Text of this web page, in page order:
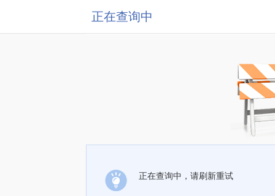
正在查询中
正在查询中，请刷新重试